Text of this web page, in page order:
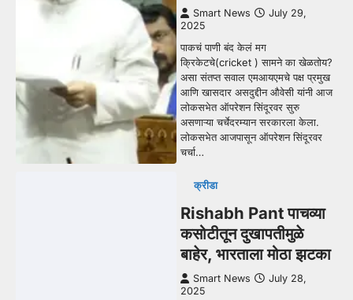
Smart News
July 29,
2025
पाकचं पाणी बंद केलं मग
क्रिकेटचे(cricket ) सामने का खेळतोय?
असा संतप्त सवाल एमआयएमचे पक्ष प्रमुख
आणि खासदार असदुद्दीन औवेसी यांनी आज
लोकसभेत ऑपरेशन सिंदूरवर सुरु
असणाऱ्या चर्चेदरम्यान सरकारला केला.
लोकसभेत आजपासून ऑपरेशन सिंदूरवर
चर्चा…
क्रीडा
Rishabh Pant पाचव्या
कसोटीतून दुखापतीमुळे
बाहेर, भारताला मोठा झटका
Smart News
July 28,
2025